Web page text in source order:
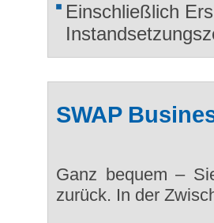
Einschließlich
SWAP
Ganz bequem –
zurück. In der